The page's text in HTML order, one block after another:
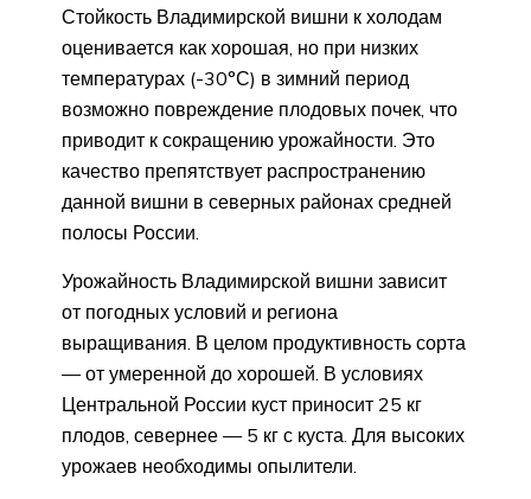
Стойкость Владимирской вишни к холодам
оценивается как хорошая, но при низких
температурах (-30°С) в зимний период
возможно повреждение плодовых почек, что
приводит к сокращению урожайности. Это
качество препятствует распространению
данной вишни в северных районах средней
полосы России.
Урожайность Владимирской вишни зависит
от погодных условий и региона
выращивания. В целом продуктивность сорта
— от умеренной до хорошей. В условиях
Центральной России куст приносит 25 кг
плодов, севернее — 5 кг с куста. Для высоких
урожаев необходимы опылители.